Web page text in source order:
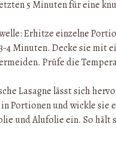
5 Minuten für eine
Erhitze einzelne
4 Minuten. Decke sie mit
Prüfe die
Lasagne lässt sich
Portionen und wickle sie
und Alufolie ein. So hält